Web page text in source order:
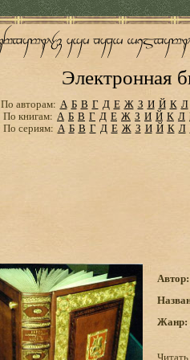
Электронная
По авторам: А Б В Г Д Е Ж З И Й К Л
По книгам: А Б В Г Д Е Ж З И Й К Л
По сериям: А Б В Г Д Е Ж З И Й К Л
Автор:
Жанр: